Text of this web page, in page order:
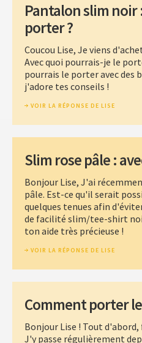
Pantalon slim noir
porter ?
Coucou Lise, Je viens
Avec quoi pourrais-je le
pourrais le porter avec des
j'adore tes conseils !
VOIR LA RÉPONSE DE LISE
Slim rose pâle :
Bonjour Lise, J'ai
pâle. Est-ce qu'il serait
quelques tenues afin
de facilité slim/tee-shirt
ton aide très précieuse !
VOIR LA RÉPONSE DE LISE
Comment porter
Bonjour Lise ! Tout
J'y passe régulièrement